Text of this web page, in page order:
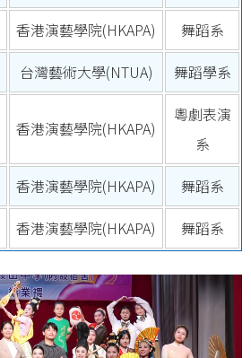
香港演藝學院(HKAPA)
舞蹈系
台灣藝術大學(NTUA) 舞蹈學系
香港演藝學院(HKAPA)
粵劇表演
系
香港演藝學院(HKAPA)
舞蹈系
香港演藝學院(HKAPA) 舞蹈系